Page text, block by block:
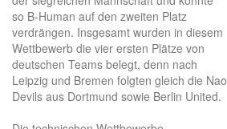
so B-Human auf den zweiten Platz
verdrängen. Insgesamt wurden in diesem
Wettbewerb die vier ersten Plätze von
deutschen Teams belegt, denn nach
Leipzig und Bremen folgten gleich die Nao
Devils aus Dortmund sowie Berlin United.